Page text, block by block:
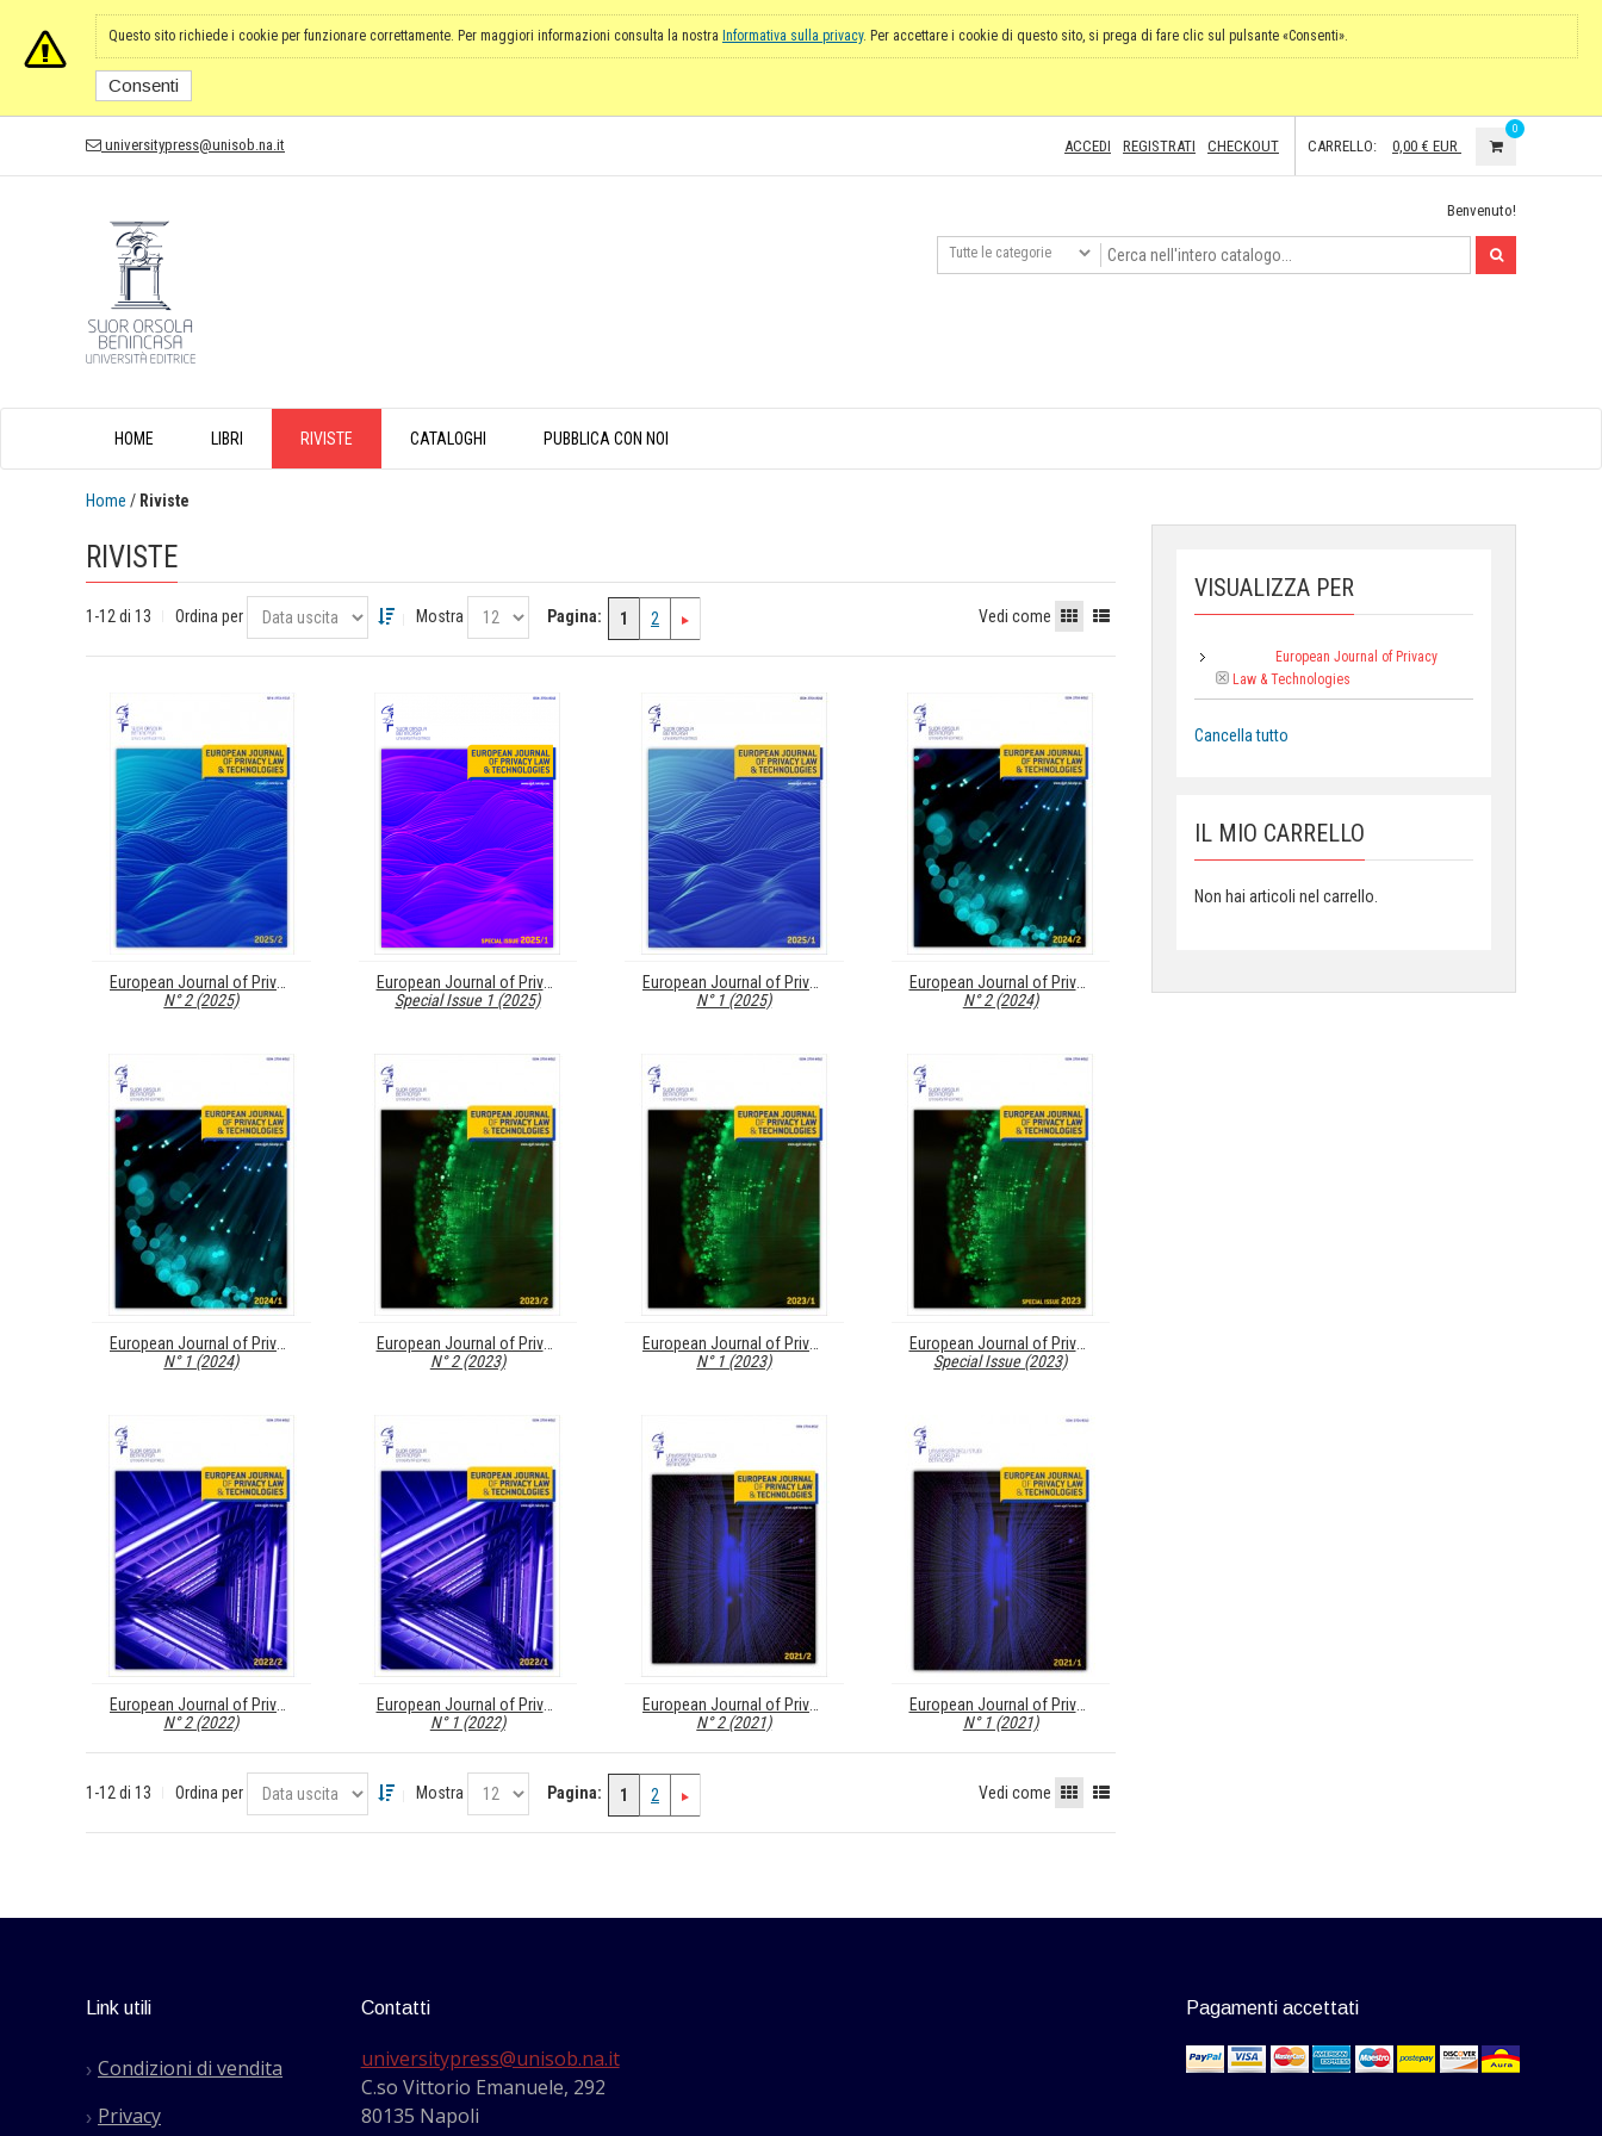
Questo sito richiede i cookie per funzionare correttamente. Per maggiori informazioni consulta la nostra Informativa sulla privacy. Per accettare i cookie di questo sito, si prega di fare clic sul pulsante «Consenti».
Consenti
universitypress@unisob.na.it ACCEDI REGISTRATI CHECKOUT CARRELLO: 0,00 € EUR
0
Benvenuto!
HOME LIBRI RIVISTE CATALOGHI PUBBLICA CON NOI
Home / Riviste
VISUALIZZA PER
European Journal of Privacy
Law & Technologies
Cancella tutto
IL MIO CARRELLO
Non hai articoli nel carrello.
RIVISTE
1-12 di 13 Ordina per Mostra Vedi come
Pagina: 1 2
N° 2 (2025)
European Journal of Privacy Law & Technologies (EJPLT)
Special Issue 1 (2025)
N° 1 (2025)
European Journal of Privacy Law & Technologies (EJPLT)
N° 2 (2024)
N° 1 (2024)
European Journal of Privacy Law & Technologies (EJPLT)
N° 2 (2023)
N° 1 (2023)
European Journal of Privacy Law & Technologies (EJPLT)
Special Issue (2023)
N° 2 (2022)
European Journal of Privacy Law & Technologies (EJPLT)
N° 1 (2022)
N° 2 (2021)
European Journal of Privacy Law & Technologies (EJPLT)
N° 1 (2021)
1-12 di 13 Ordina per Mostra Vedi come
Pagina: 1 2
Link utili
Condizioni di vendita
Privacy
Contatti
universitypress@unisob.na.it
C.so Vittorio Emanuele, 292
80135 Napoli
Pagamenti accettati